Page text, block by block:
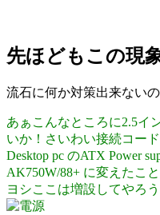
先ほどもこの現
流石に何か対策出来ないの
あぁこんなところに2.5イ
いか！さいわい接続コード
Desktop pc のATX Power
AK750W/88+ に変えたこ
ヨシここは増設してやろう